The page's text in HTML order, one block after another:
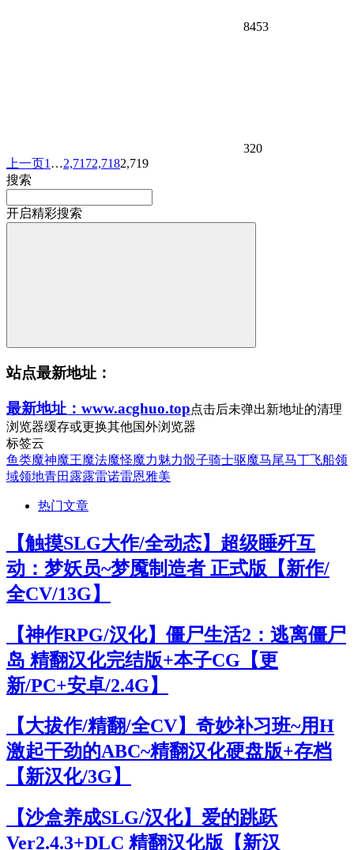
8453
320
上一页1 …2,7172,7182,719
搜索
开启精彩搜索
站点最新地址：
最新地址：www.acghuo.top点击后未弹出新地址的清理
浏览器缓存或更换其他国外浏览器
标签云
鱼类魔神魔王魔法魔怪魔力魅力骰子骑士驱魔马尾马丁飞船领
域领地青田 露露雷诺雷恩雅美
热门文章
【触摸SLG大作/全动态】超级睡歼互
动：梦妖员~梦魇制造者 正式版【新作/
全CV/13G】
【神作RPG/汉化】僵尸生活2：逃离僵尸
岛 精翻汉化完结版+本子CG【更
新/PC+安卓/2.4G】
【大拔作/精翻/全CV】奇妙补习班~用H
激起干劲的ABC~精翻汉化硬盘版+存档
【新汉化/3G】
【沙盒养成SLG/汉化】爱的跳跃
Ver2.4.3+DLC 精翻汉化版【新汉